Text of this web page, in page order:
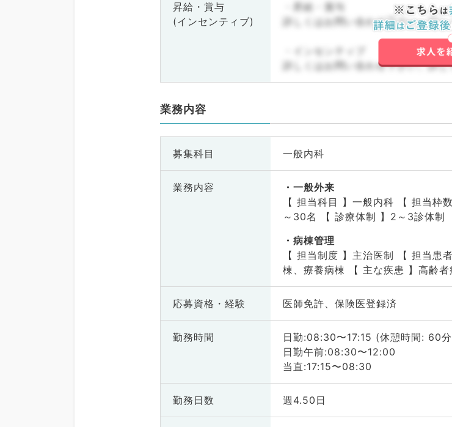
昇給・賞与
(インセンティブ)
・昇給・賞与
詳しくはお問い合わせ下さい。詳
・インセンティブ
詳しくはお問い合わせ下さい。詳
業務内容
募集科目 一般内科
業務内容
一般外来
【 担当科目 】一般内科 【 担当
～30名 【 診療体制 】2～3診体制
病棟管理
【 担当制度 】主治医制 【 担当患
棟、療養病棟 【 主な疾患 】高齢者
応募資格・ 経験 医師免許、保険医登録済
勤務時間
日勤:08:30〜17:15 (休憩時間: 60
日勤午前:08:30〜12:00
当直:17:15〜08:30
勤務日数 週4.50日